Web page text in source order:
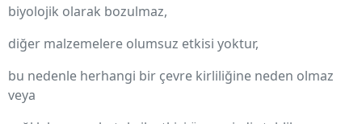
biyolojik olarak bozulmaz,
diğer malzemelere olumsuz etkisi yoktur,
bu nedenle herhangi bir çevre kirliliğine neden olmaz
veya